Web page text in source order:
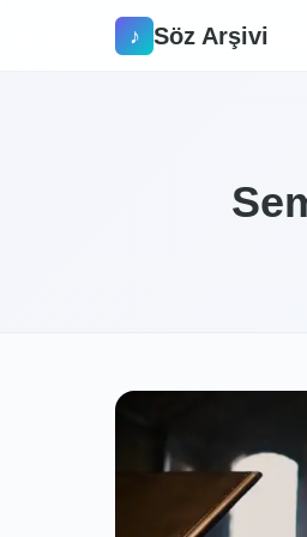
♪ Söz Arşivi